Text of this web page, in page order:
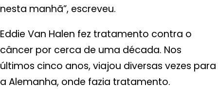
nesta manhã”, escreveu.
Eddie Van Halen fez tratamento contra o
câncer por cerca de uma década. Nos
últimos cinco anos, viajou diversas vezes para
a Alemanha, onde fazia tratamento.